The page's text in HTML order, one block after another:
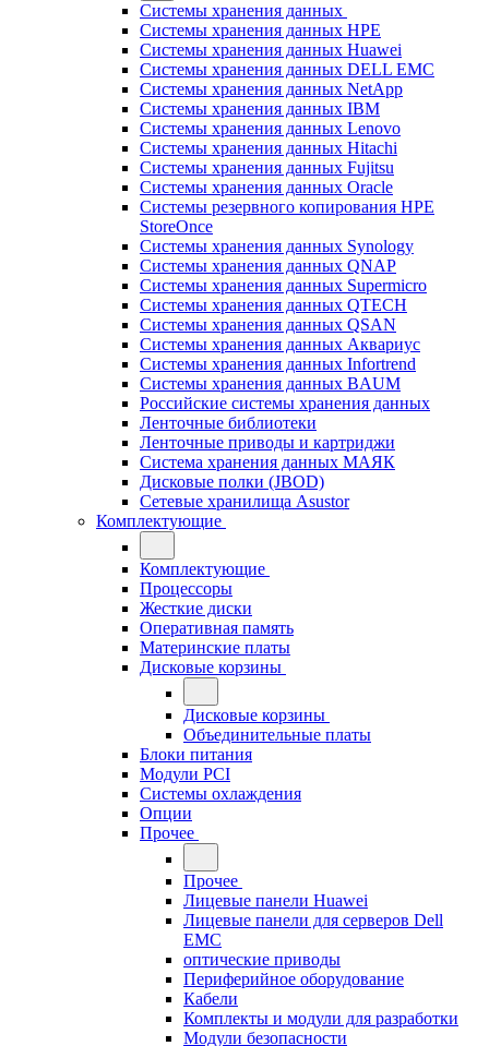
Системы хранения данных
Системы хранения данных HPE
Системы хранения данных Huawei
Системы хранения данных DELL EMC
Cистемы хранения данных NetApp
Системы хранения данных IBM
Системы хранения данных Lenovo
Системы хранения данных Hitachi
Системы хранения данных Fujitsu
Системы хранения данных Oracle
Системы резервного копирования HPE
StoreOnce
Системы хранения данных Synology
Системы хранения данных QNAP
Системы хранения данных Supermicro
Системы хранения данных QTECH
Системы хранения данных QSAN
Системы хранения данных Аквариус
Системы хранения данных Infortrend
Системы хранения данных BAUM
Российские системы хранения данных
Ленточные библиотеки
Ленточные приводы и картриджи
Система хранения данных МАЯК
Дисковые полки (JBOD)
Сетевые хранилища Asustor
Комплектующие
Комплектующие
Процессоры
Жесткие диски
Оперативная память
Материнские платы
Дисковые корзины
Дисковые корзины
Объединительные платы
Блоки питания
Модули PCI
Системы охлаждения
Опции
Прочее
Прочее
Лицевые панели Huawei
Лицевые панели для серверов Dell
EMC
оптические приводы
Периферийное оборудование
Кабели
Комплекты и модули для разработки
Модули безопасности